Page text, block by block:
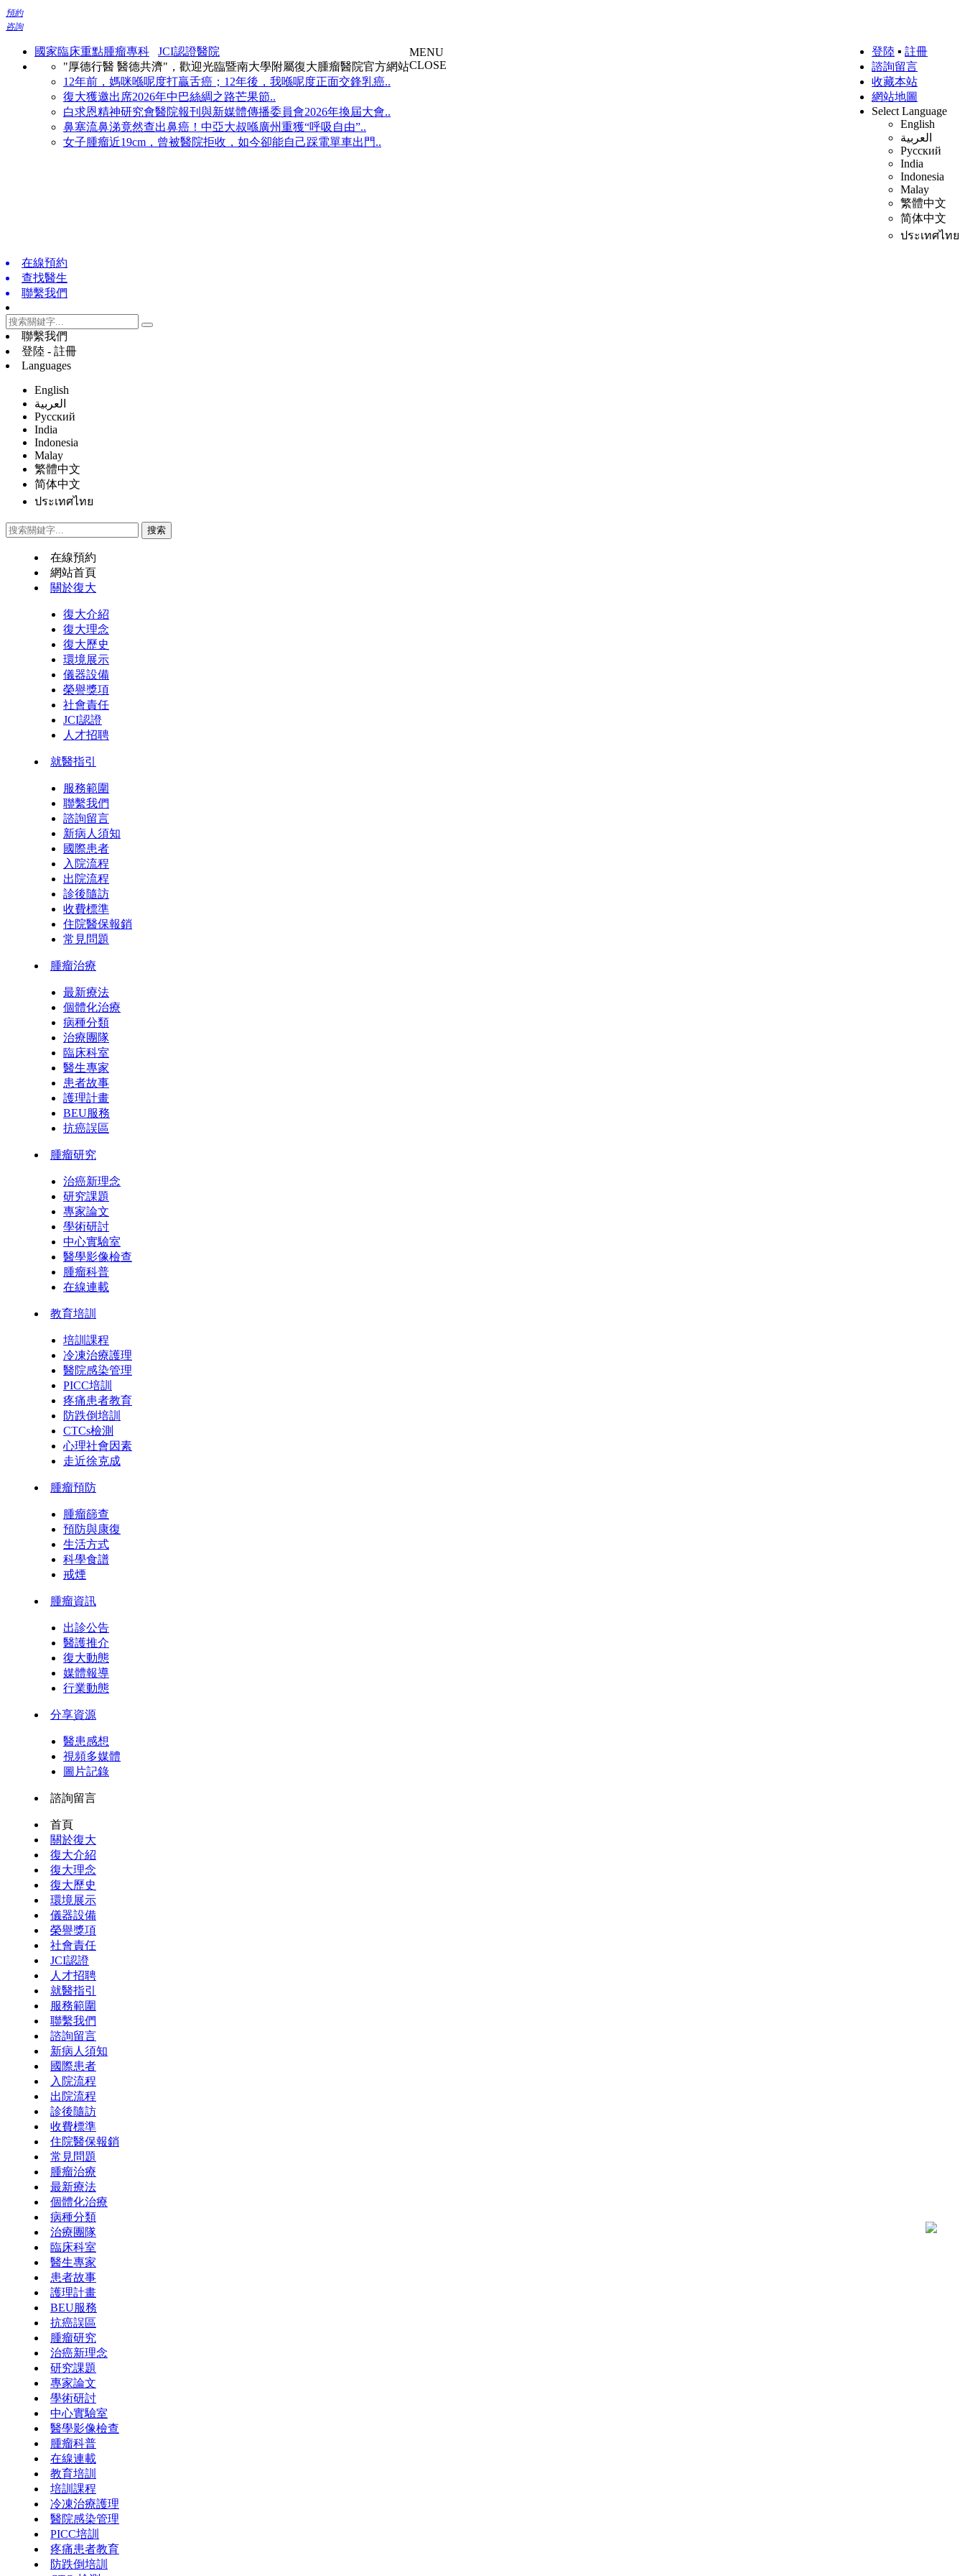
預約
咨詢
國家臨床重點腫瘤專科
JCI認證醫院
"厚德行醫 醫德共濟"，歡迎光臨暨南大學附屬復大腫瘤醫院官方網站
12年前，媽咪喺呢度打贏舌癌；12年後，我喺呢度正面交鋒乳癌..
復大獲邀出席2026年中巴絲綢之路芒果節..
白求恩精神研究會醫院報刊與新媒體傳播委員會2026年換屆大會..
鼻塞流鼻涕竟然查出鼻癌！中亞大叔喺廣州重獲“呼吸自由”..
女子腫瘤近19cm，曾被醫院拒收，如今卻能自己踩電單車出門..
登陸 ▪ 註冊
諮詢留言
收藏本站
網站地圖
Select Language
English
العربية
Русский
India
Indonesia
Malay
繁體中文
简体中文
ประเทศไทย
MENU
CLOSE
在線預約
查找醫生
聯繫我們
聯繫我們
登陸 - 註冊
Languages
English
العربية
Русский
India
Indonesia
Malay
繁體中文
简体中文
ประเทศไทย
在線預約
網站首頁
關於復大
復大介紹
復大理念
復大歷史
環境展示
儀器設備
榮譽獎項
社會責任
JCI認證
人才招聘
就醫指引
服務範圍
聯繫我們
諮詢留言
新病人須知
國際患者
入院流程
出院流程
診後隨訪
收費標準
住院醫保報銷
常見問題
腫瘤治療
最新療法
個體化治療
病種分類
治療團隊
臨床科室
醫生專家
患者故事
護理計畫
BEU服務
抗癌誤區
腫瘤研究
治癌新理念
研究課題
專家論文
學術研討
中心實驗室
醫學影像檢查
腫瘤科普
在線連載
教育培訓
培訓課程
冷凍治療護理
醫院感染管理
PICC培訓
疼痛患者教育
防跌倒培訓
CTCs檢測
心理社會因素
走近徐克成
腫瘤預防
腫瘤篩查
預防與康復
生活方式
科學食譜
戒煙
腫瘤資訊
出診公告
醫護推介
復大動態
媒體報導
行業動態
分享資源
醫患感想
視頻多媒體
圖片記錄
諮詢留言
首頁
關於復大
復大介紹
復大理念
復大歷史
環境展示
儀器設備
榮譽獎項
社會責任
JCI認證
人才招聘
就醫指引
服務範圍
聯繫我們
諮詢留言
新病人須知
國際患者
入院流程
出院流程
診後隨訪
收費標準
住院醫保報銷
常見問題
腫瘤治療
最新療法
個體化治療
病種分類
治療團隊
臨床科室
醫生專家
患者故事
護理計畫
BEU服務
抗癌誤區
腫瘤研究
治癌新理念
研究課題
專家論文
學術研討
中心實驗室
醫學影像檢查
腫瘤科普
在線連載
教育培訓
培訓課程
冷凍治療護理
醫院感染管理
PICC培訓
疼痛患者教育
防跌倒培訓